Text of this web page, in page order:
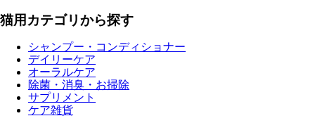
猫用カテゴリから探す
シャンプー・コンディショナー
デイリーケア
オーラルケア
除菌・消臭・お掃除
サプリメント
ケア雑貨